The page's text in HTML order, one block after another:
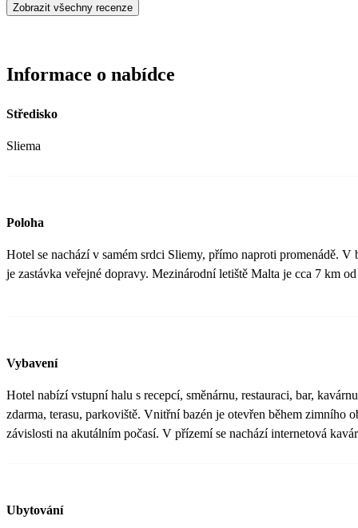
Zobrazit všechny recenze
Informace o nabídce
Středisko
Sliema
Poloha
Hotel se nachází v samém srdci Sliemy, přímo naproti promenádě.
je zastávka veřejné dopravy. Mezinárodní letiště Malta je cca 7 km
Vybavení
Hotel nabízí vstupní halu s recepcí, směnárnu, restauraci, bar,
zdarma, terasu, parkoviště. Vnitřní bazén je otevřen během zimního
závislosti na akutálním počasí. V přízemí se nachází internetová
Ubytování